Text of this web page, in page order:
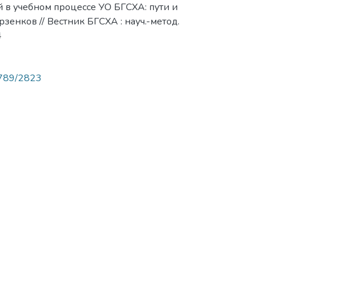
учебном процессе УО БГСХА: пути и
// Вестник БГСХА : науч.-метод.
2823